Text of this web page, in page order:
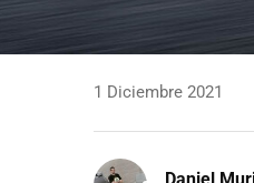
1 Diciembre 2021